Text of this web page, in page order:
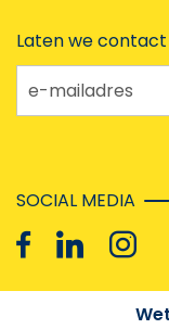
Laten we
e-mailadres
SOCIAL MEDIA